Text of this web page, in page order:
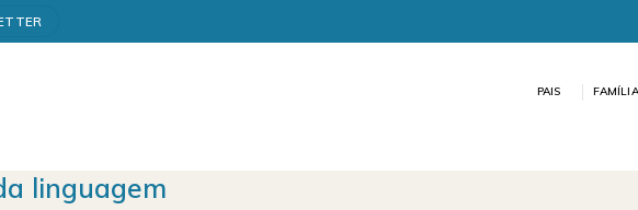
PAIS
linguagem